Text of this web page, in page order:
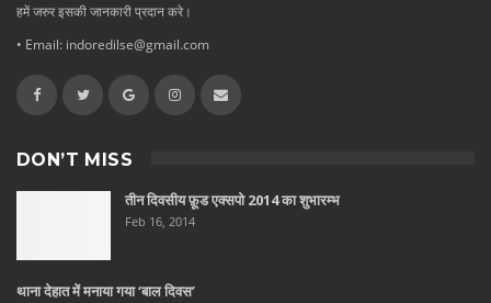
हमें जरुर इसकी जानकारी प्रदान करे।
• Email: indoredilse@gmail.com
DON’T MISS
तीन दिवसीय फ़ूड एक्सपो 2014 का शुभारम्भ
Feb 16, 2014
थाना देहात में मनाया गया ‘बाल दिवस’